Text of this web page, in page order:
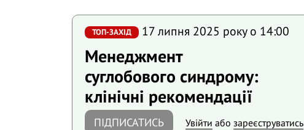
ТОП-ЗАХІД 17 липня 2025 року o 14:00
Менеджмент
суглобового синдрому:
клінічні рекомендації
ПІДПИСАТИСЬ Увійти або зареєструватись